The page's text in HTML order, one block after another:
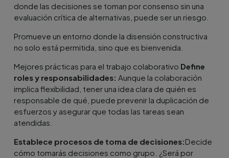
donde las decisiones se toman por consenso sin una
evaluación crítica de alternativas, puede ser un riesgo.
Promueve un entorno donde la disensión constructiva
no solo está permitida, sino que es bienvenida.
Mejores prácticas para el trabajo colaborativo Define
roles y responsabilidades: Aunque la colaboración
implica flexibilidad, tener una idea clara de quién es
responsable de qué, puede prevenir la duplicación de
esfuerzos y asegurar que todas las tareas sean
atendidas.
Establece procesos de toma de decisiones:Decide
cómo tomarás decisiones como grupo. ¿Será por